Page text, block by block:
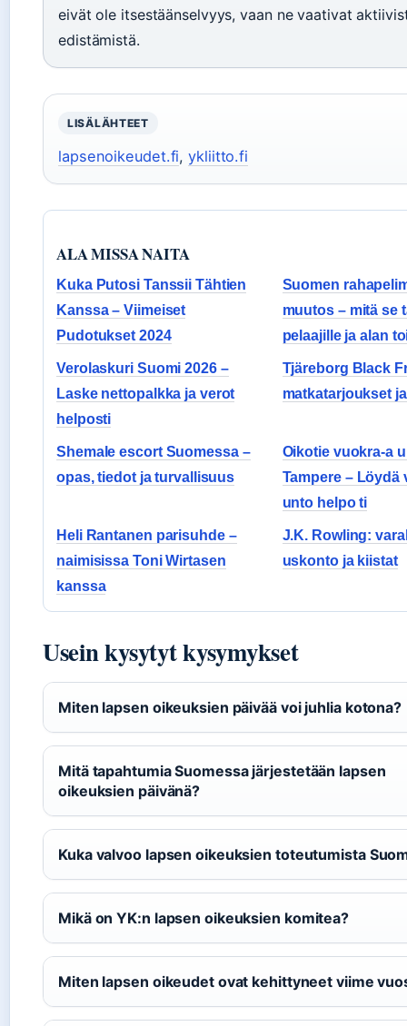
eivät ole itsestäänselvyys, vaan ne vaativat
edistämistä.
LISÄLÄHTEET
lapsenoikeudet.fi,ykliitto.fi
ALA MISSA NAITA
Kuka Putosi Tanssii Tähtien
Kanssa – Viimeiset
Pudotukset 2024
Suomen
muutos – mitä se
pelaajille ja alan
Verolaskuri Suomi 2026 –
Laske nettopalkka ja verot
helposti
Tjäreborg Black
matkatarjoukset
Shemale escort Suomessa –
opas, tiedot ja turvallisuus
Oikotie vuokra-a
Tampere – Löydä
unto helpo ti
Heli Rantanen parisuhde –
naimisissa Toni Wirtasen
kanssa
J.K. Rowling:
uskonto ja kiistat
Usein kysytyt kysymykset
Miten lapsen oikeuksien päivää voi juhlia kotona?
Mitä tapahtumia Suomessa järjestetään lapsen
oikeuksien päivänä?
Kuka valvoo lapsen oikeuksien toteutumista
Mikä on YK:n lapsen oikeuksien komitea?
Miten lapsen oikeudet ovat kehittyneet viime